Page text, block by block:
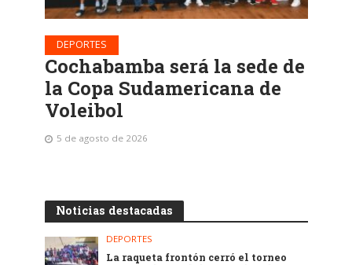
DEPORTES
Cochabamba será la sede de
la Copa Sudamericana de
Voleibol
5 de agosto de 2026
Noticias destacadas
DEPORTES
La raqueta frontón cerró el torneo